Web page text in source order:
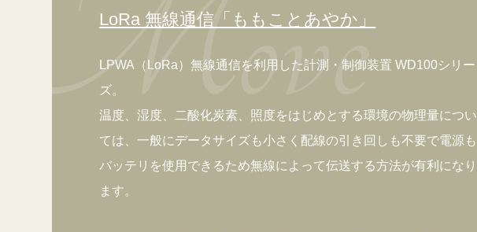
LoRa 無線通信「ももことあやか」
LPWA（LoRa）無線通信を利用した計測・制御装置 WD100シリー
ズ。
温度、湿度、二酸化炭素、照度をはじめとする環境の物理量につい
ては、一般にデータサイズも小さく配線の引き回しも不要で電源も
バッテリを使用できるため無線によって伝送する方法が有利になり
ます。